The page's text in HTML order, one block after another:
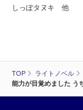
TOP ライトノベル
能力が目覚めました う
しっぽタヌキ 他